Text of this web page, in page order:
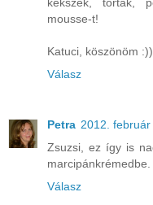
mousse-t!
Katuci, köszönöm :))
Válasz
Petra 2012.
Zsuzsi, ez így is
marcipánkrémedbe.
Válasz